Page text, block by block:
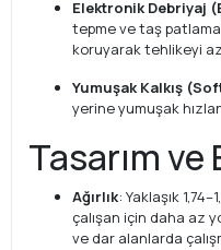
Elektronik Debriyaj
tepme ve taş
koruyarak tehlikeyi
Yumuşak Kalkış
yerine yumuşak
Tasarım
Ağırlık: Yaklaşık
çalışan için daha az
ve dar alanlarda